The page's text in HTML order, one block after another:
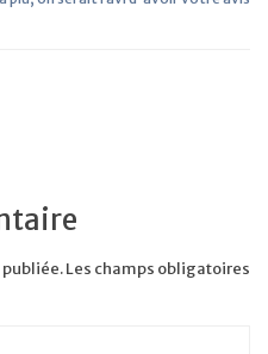
Les champs obligatoires